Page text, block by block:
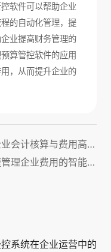
软件可以帮助企业
的自动化管理，提
业提高财务管理的
算管控软件的应用
，从而提升企业的
上一篇：业财一体化软件：助力企业会计核算与费用高效管理！
下一篇：企业报销软件：高效便捷管理企业费用的智能化解决方案
系统在企业运营中的